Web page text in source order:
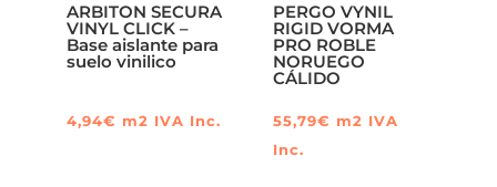
ARBITON HERRINGBONE
ARBITON SUPERIORE 2.2
ARBITON WOODRIC EIR
ARBITON SECURA
VINYL CLICK –
Base aislante para
suelo vinilico
4,94€ m2 IVA Inc.
PERGO VYNIL
RIGID VORMA
PRO ROBLE
NORUEGO
CÁLIDO
55,79€ m2 IVA
Inc.